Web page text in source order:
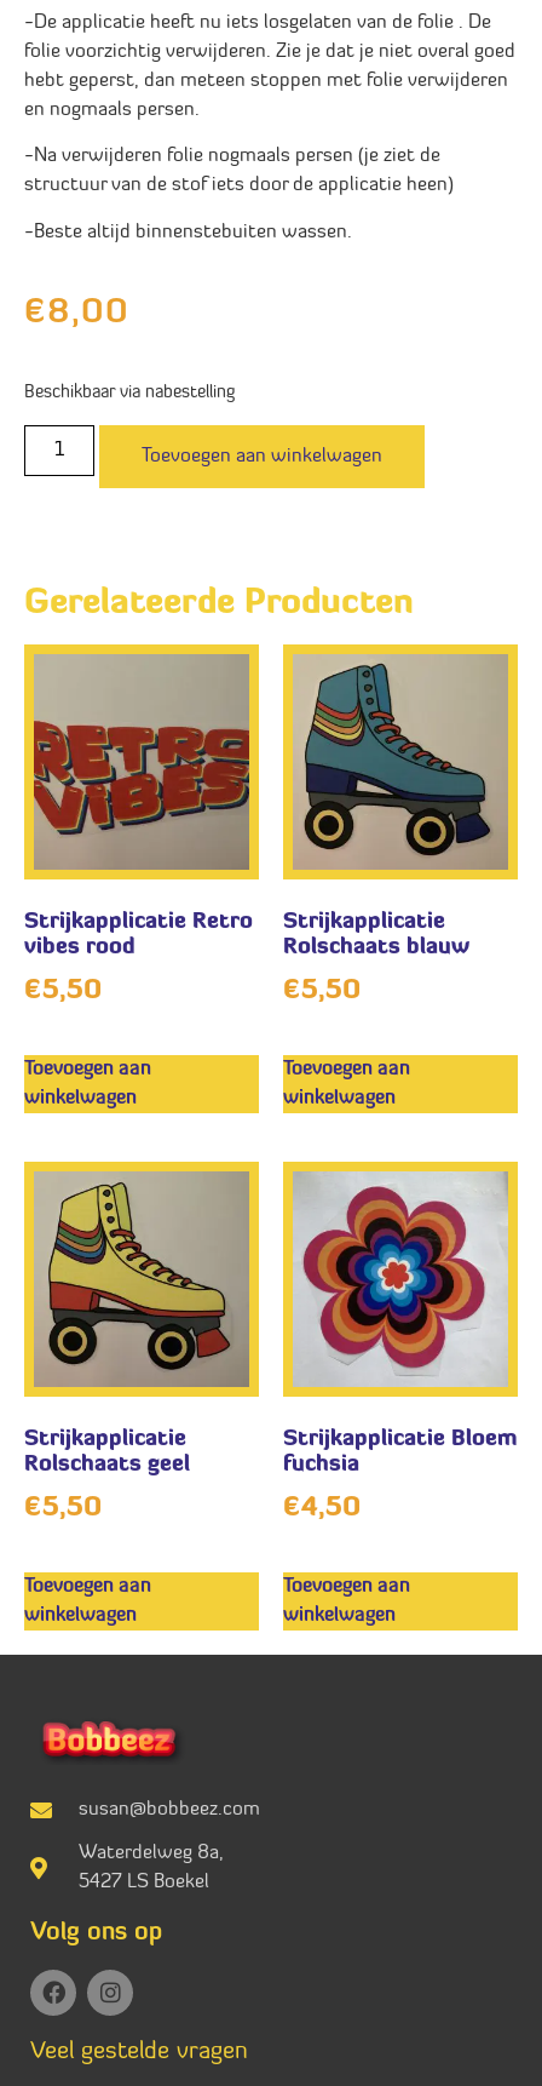
-De applicatie heeft nu iets losgelaten van de folie . De
folie voorzichtig verwijderen. Zie je dat je niet overal goed
hebt geperst, dan meteen stoppen met folie verwijderen
en nogmaals persen.
-Na verwijderen folie nogmaals persen (je ziet de
structuur van de stof iets door de applicatie heen)
-Beste altijd binnenstebuiten wassen.
€8,00
Beschikbaar via nabestelling
Toevoegen aan winkelwagen
Gerelateerde Producten
Strijkapplicatie Retro
vibes rood
€5,50
Toevoegen aan
winkelwagen
Strijkapplicatie
Rolschaats blauw
€5,50
Toevoegen aan
winkelwagen
Strijkapplicatie
Rolschaats geel
€5,50
Toevoegen aan
winkelwagen
Strijkapplicatie Bloem
fuchsia
€4,50
Toevoegen aan
winkelwagen
susan@bobbeez.com
Waterdelweg 8a,
5427 LS Boekel
Volg ons op
Veel gestelde vragen